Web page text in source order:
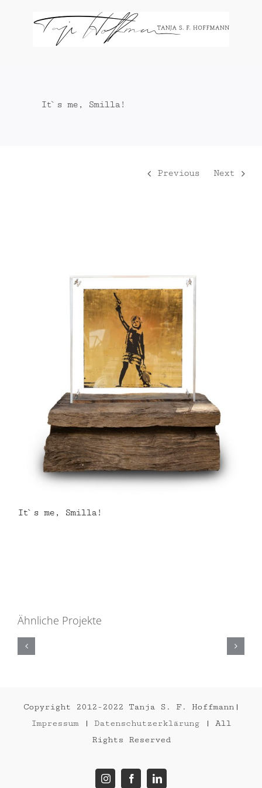
It`s me, Smilla!
Previous Next
It`s me, Smilla!
Ähnliche Projekte
Copyright 2012-2022 Tanja S. F. Hoffmann|
Impressum| Datenschutzerklärung | All
Rights Reserved
InstagramFacebookLinkedIn